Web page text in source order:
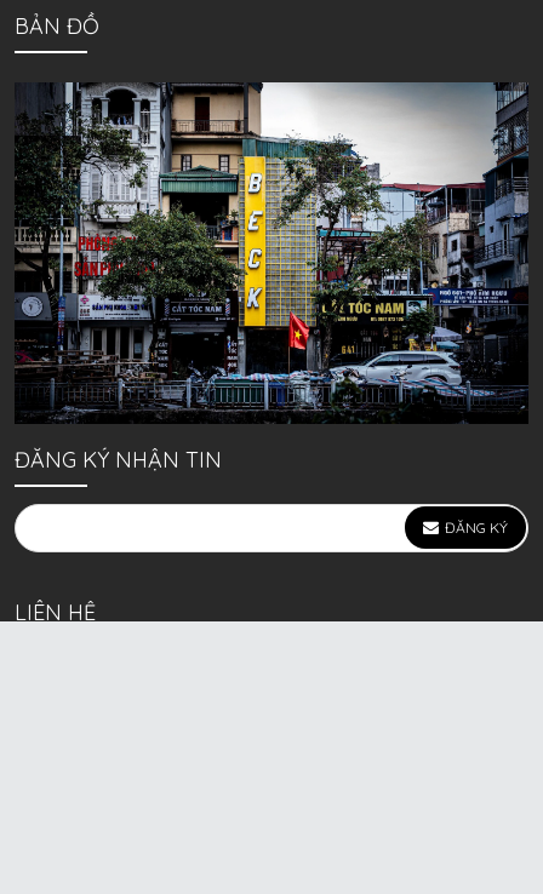
BẢN ĐỒ
ĐĂNG KÝ NHẬN TIN
ĐĂNG KÝ
LIÊN HỆ